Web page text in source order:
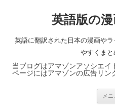
英語版の
英語に翻訳された日本の漫画や
やすくま
当ブログはアマゾンアソシエ
ページにはアマゾンの広告リン
メニ